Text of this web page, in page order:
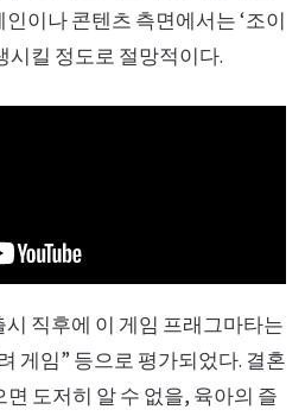
이나 콘텐츠 측면에서는 ‘조이
시킬 정도로 절망적이다.
직후에 이 게임 프래그마타는
게임” 등으로 평가되었다. 결혼
도저히 알 수 없을, 육아의 즐